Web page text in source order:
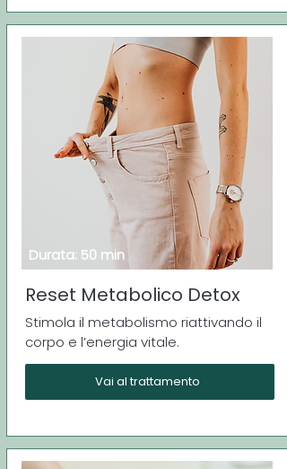
Durata: 50 min
Reset Metabolico Detox
Stimola il metabolismo riattivando il
corpo e l’energia vitale.
Vai al trattamento